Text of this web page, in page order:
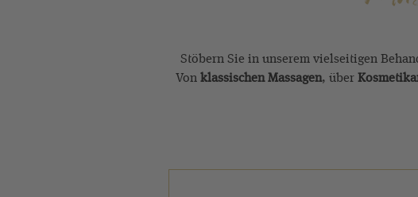
Stöbern Sie in unserem vielseitigen
Vonklassischen Massagen, über